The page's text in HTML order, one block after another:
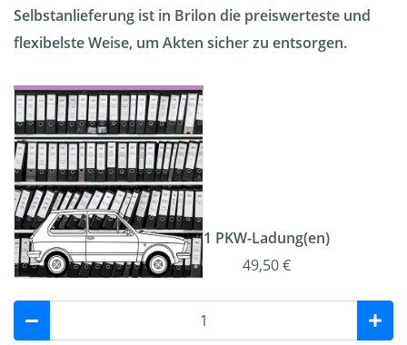
Selbstanlieferung ist in Brilon die preiswerteste und
flexibelste Weise, um Akten sicher zu entsorgen.
1 PKW-Ladung(en)
49,50 €